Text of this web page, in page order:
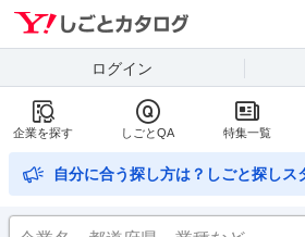
ログイン
企業を探す しごとQA 特集一覧
自分に合う探し方は？しごと探しス